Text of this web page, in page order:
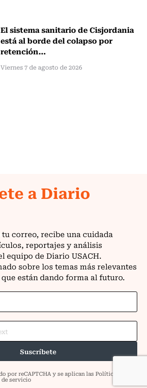
El sistema sanitario de Cisjordania
está al borde del colapso por
retención...
Viernes 7 de agosto de 2026